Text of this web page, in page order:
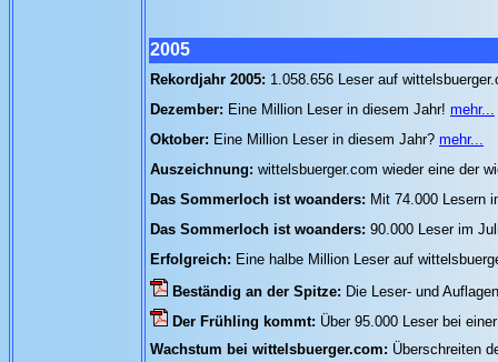
2005
Rekordjahr 2005: 1.058.656 Leser auf
Dezember: Eine Million Leser in diesem Jahr! mehr...
Oktober: Eine Million Leser in diesem Jahr? mehr...
Auszeichnung: wittelsbuerger.com wieder eine der
Das Sommerloch ist woanders: Mit 74.000 Lesern
Das Sommerloch ist woanders: 90.000 Leser im
Erfolgreich: Eine halbe Million Leser auf
Beständig an der Spitze: Die Leser- und
Der Frühling kommt: Über 95.000 Leser bei
Wachstum bei wittelsbuerger.com: Überschreiten